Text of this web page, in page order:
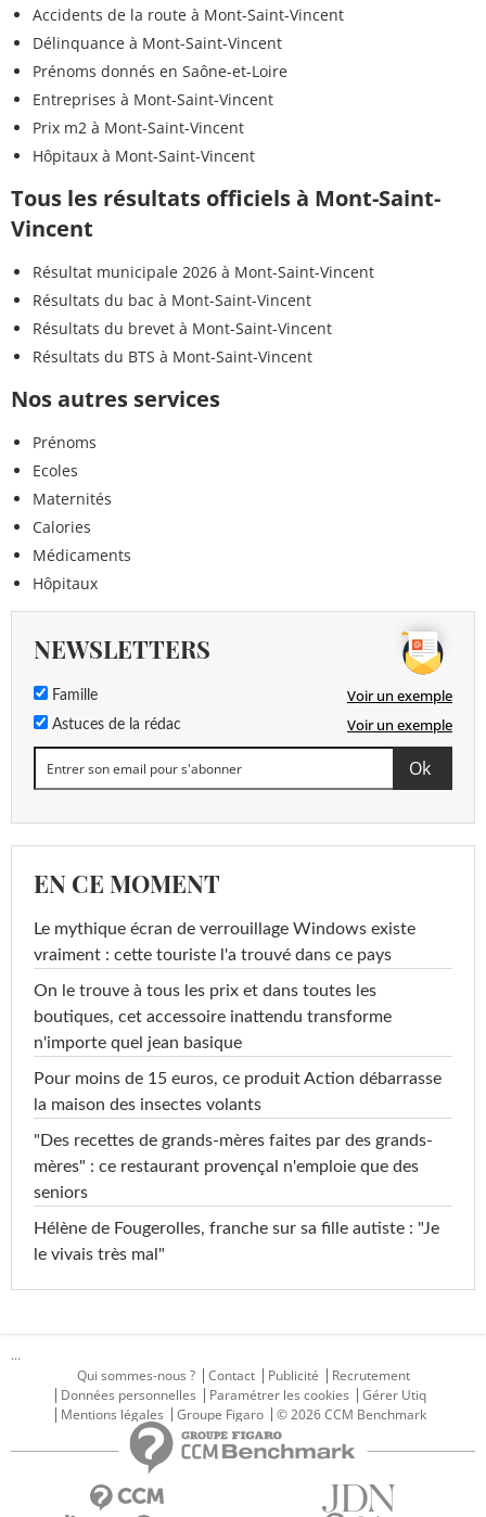
Accidents de la route à Mont-Saint-Vincent
Délinquance à Mont-Saint-Vincent
Prénoms donnés en Saône-et-Loire
Entreprises à Mont-Saint-Vincent
Prix m2 à Mont-Saint-Vincent
Hôpitaux à Mont-Saint-Vincent
Tous les résultats officiels à Mont-Saint-
Vincent
Résultat municipale 2026 à Mont-Saint-Vincent
Résultats du bac à Mont-Saint-Vincent
Résultats du brevet à Mont-Saint-Vincent
Résultats du BTS à Mont-Saint-Vincent
Nos autres services
Prénoms
Ecoles
Maternités
Calories
Médicaments
Hôpitaux
NEWSLETTERS
Famille Voir un exemple
Astuces de la rédac Voir un exemple
EN CE MOMENT
Le mythique écran de verrouillage Windows existe
vraiment : cette touriste l'a trouvé dans ce pays
On le trouve à tous les prix et dans toutes les
boutiques, cet accessoire inattendu transforme
n'importe quel jean basique
Pour moins de 15 euros, ce produit Action débarrasse
la maison des insectes volants
"Des recettes de grands-mères faites par des grands-
mères" : ce restaurant provençal n'emploie que des
seniors
Hélène de Fougerolles, franche sur sa fille autiste : "Je
le vivais très mal"
...
Qui sommes-nous ?
Contact Publicité
Recrutement
Données personnelles
Paramétrer les cookies
Gérer Utiq
Mentions légales
Groupe Figaro © 2026 CCM Benchmark